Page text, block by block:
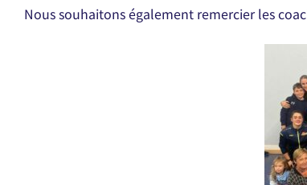
Nous souhaitons également remercier les